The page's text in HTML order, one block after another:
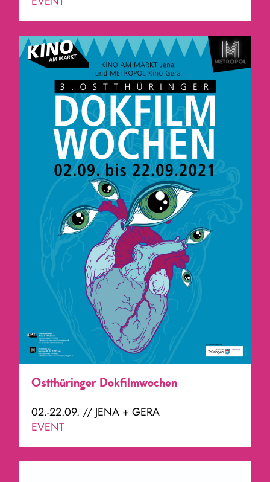
Ostthüringer Dokfilmwochen
02.-22.09. // JENA + GERA
EVENT